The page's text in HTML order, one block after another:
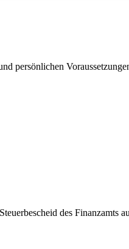
persönlichen
des Finanzamts